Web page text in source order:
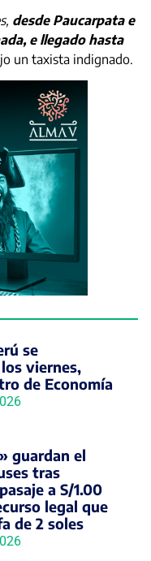
se
viernes,
de Economía
guardan el
tras
a S/1.00
legal que
de 2 soles
desde Paucarpata e
e llegado hasta
un taxista indignado.